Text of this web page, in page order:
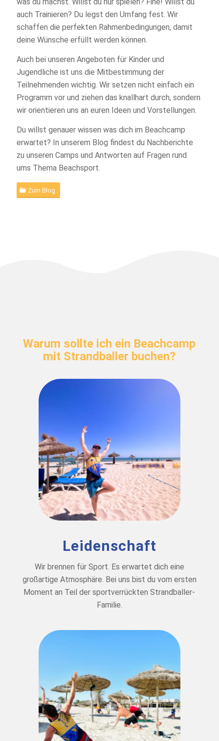
was du machst. Willst du nur spielen? Fine! Willst du
auch Trainieren? Du legst den Umfang fest. Wir
schaffen die perfekten Rahmenbedingungen, damit
deine Wünsche erfüllt werden können.
Auch bei unseren Angeboten für Kinder und
Jugendliche ist uns die Mitbestimmung der
Teilnehmenden wichtig. Wir setzen nicht einfach ein
Programm vor und ziehen das knallhart durch, sondern
wir orientieren uns an euren Ideen und Vorstellungen.
Du willst genauer wissen was dich im Beachcamp
erwartet? In unserem Blog findest du Nachberichte
zu unseren Camps und Antworten auf Fragen rund
ums Thema Beachsport.
Zum Blog
Warum sollte ich ein Beachcamp
mit Strandballer buchen?
Leidenschaft
Wir brennen für Sport. Es erwartet dich eine
großartige Atmosphäre. Bei uns bist du vom ersten
Moment an Teil der sportverrückten Strandballer-
Familie.